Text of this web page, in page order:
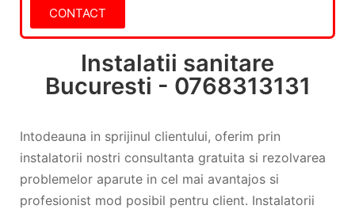
CONTACT
Instalatii sanitare
Bucuresti - 0768313131
Intodeauna in sprijinul clientului, oferim prin
instalatorii nostri consultanta gratuita si rezolvarea
problemelor aparute in cel mai avantajos si
profesionist mod posibil pentru client. Instalatorii